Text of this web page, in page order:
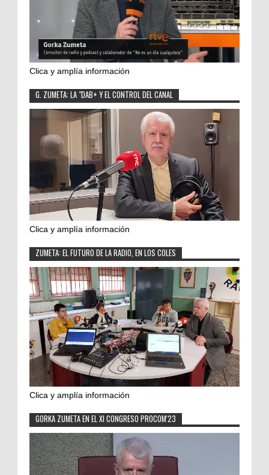
Clica y amplía información
G. ZUMETA: LA "DAB+ Y EL CONTROL DEL CANAL
Clica y amplía información
ZUMETA: EL FUTURO DE LA RADIO, EN LOS COLES
Clica y amplía información
GORKA ZUMETA EN EL XI CONGRESO PROCOM'23